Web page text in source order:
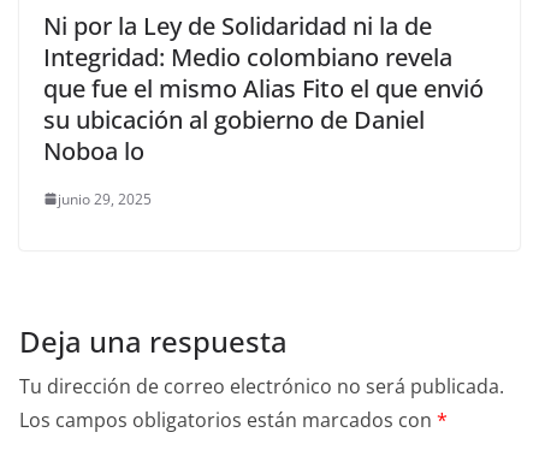
Ni por la Ley de Solidaridad ni la de
Integridad: Medio colombiano revela
que fue el mismo Alias Fito el que envió
su ubicación al gobierno de Daniel
Noboa lo
junio 29, 2025
Deja una respuesta
Tu dirección de correo electrónico no será publicada.
Los campos obligatorios están marcados con *